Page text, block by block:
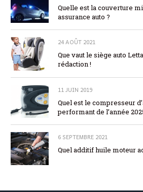
Quelle est la couverture
assurance auto ?
24 AOÛT 2021
Que vaut le siège auto
rédaction !
11 JUIN 2019
Quel est le compresseur
performant de l’année
6 SEPTEMBRE 2021
Quel additif huile moteur